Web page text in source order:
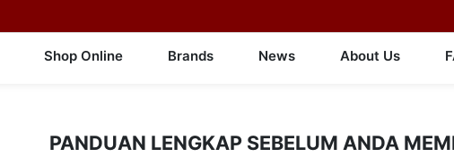
Shop Online Brands News About Us
PANDUAN LENGKAP SEBELUM ANDA